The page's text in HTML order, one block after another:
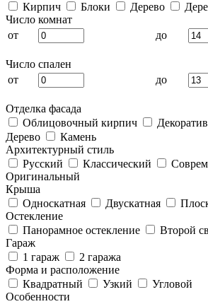
Кирпич
Блоки Дерево
Число комнат
от
до
Число спален
от
до
Отделка фасада
Облицовочный кирпич
Дерево
Камень
Архитектурный стиль
Русский
Классический
Оригинальный
Крыша
Односкатная
Двускатная
Остекление
Панорамное остекление
Второй
Гараж
1 гараж
2 гаража
Форма и расположение
Квадратный
Узкий
Угловой
Особенности